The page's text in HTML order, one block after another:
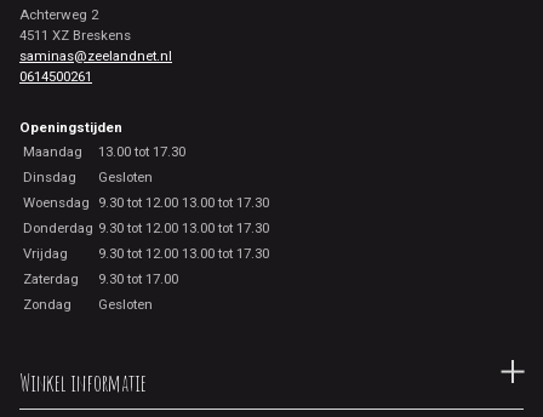
Achterweg 2
4511 XZ Breskens
saminas@zeelandnet.nl
0614500261
Openingstijden
Maandag
13.00 tot 17.30
Dinsdag
Gesloten
Woensdag
9.30 tot 12.00 13.00 tot 17.30
Donderdag 9.30 tot 12.00 13.00 tot 17.30
Vrijdag
9.30 tot 12.00 13.00 tot 17.30
Zaterdag
9.30 tot 17.00
Zondag
Gesloten
Winkel informatie